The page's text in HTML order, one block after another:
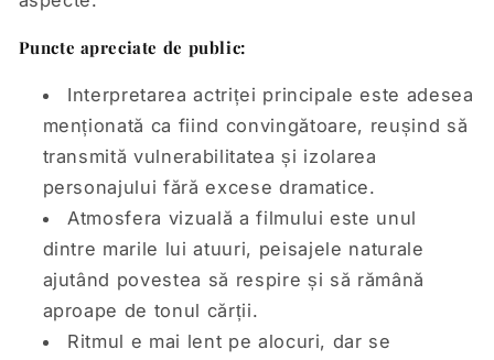
Puncte apreciate de public:
Interpretarea actriței principale este adesea
menționată ca fiind convingătoare, reușind să
transmită vulnerabilitatea și izolarea
personajului fără excese dramatice.
Atmosfera vizuală a filmului este unul
dintre marile lui atuuri, peisajele naturale
ajutând povestea să respire și să rămână
aproape de tonul cărții.
Ritmul e mai lent pe alocuri, dar se